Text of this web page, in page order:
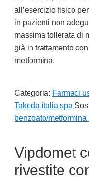
all’esercizio fisico
in pazienti non
massima tollerata di
già in trattamento
metformina.
Categoria: Farmaci
Takeda italia spa
benzoato/
Vipdomet
rivestite